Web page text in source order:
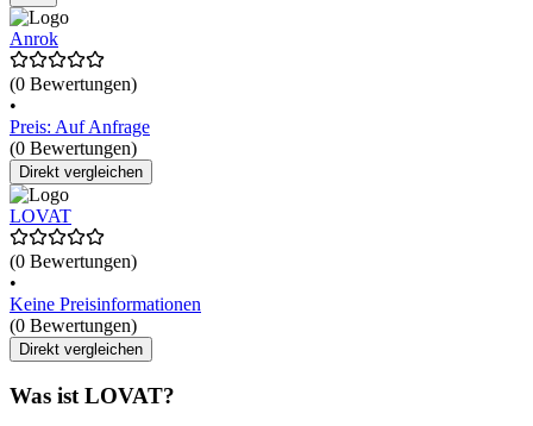
Anrok
(0 Bewertungen)
•
Preis: Auf Anfrage
(0 Bewertungen)
Direkt vergleichen
LOVAT
(0 Bewertungen)
•
Keine Preisinformationen
(0 Bewertungen)
Direkt vergleichen
Was ist LOVAT?